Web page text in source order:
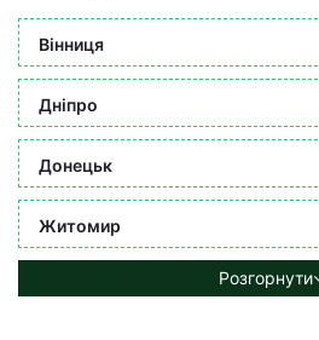
Вінниця
Дніпро
Донецьк
Житомир
Розгорнути